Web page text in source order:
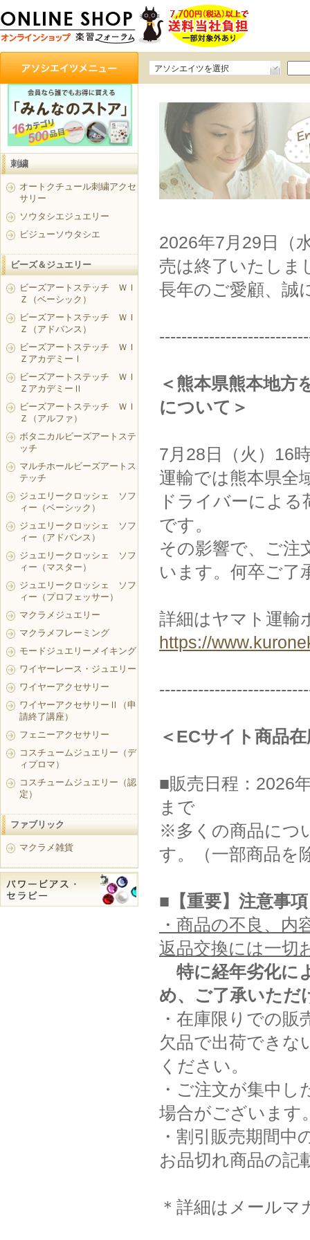
アソシエイツを選択
2026年7月29日（
売は終了いたしま
長年のご愛顧、誠
＜熊本県熊本地方
について＞
7月28日（火）16
運輸では熊本県全
ドライバーによ
です。
その影響で、ご注
います。何卒ご了
詳細はヤマト運輸
https://
＜ECサイト商品
■販売日程：2026
まで
※多くの商品につ
す。（一部商品を
■【重要】注意事項
・商品の不良、
返品交換には一切
特に経年劣化に
め、ご了承いただ
・在庫限りでの
欠品で出荷できな
ください。
・ご注文が集中
場合がございます
・割引販売期間
お品切れ商品の記
＊詳細はメール
刺繍
オートクチュール刺繍アクセ
サリー
ソウタシエジュエリー
ビジューソウタシエ
ビーズ＆ジュエリー
ビーズアートステッチ ＷＩ
Ｚ（ベーシック）
ビーズアートステッチ ＷＩ
Ｚ（アドバンス）
ビーズアートステッチ ＷＩ
ＺアカデミーⅠ
ビーズアートステッチ ＷＩ
ＺアカデミーⅡ
ビーズアートステッチ ＷＩ
Ｚ（アルファ）
ボタニカルビーズアートステ
ッチ
マルチホールビーズアートス
テッチ
ジュエリークロッシェ ソフ
ィー（ベーシック）
ジュエリークロッシェ ソフ
ィー（アドバンス）
ジュエリークロッシェ ソフ
ィー（マスター）
ジュエリークロッシェ ソフ
ィー（プロフェッサー）
マクラメジュエリー
マクラメフレーミング
モードジュエリーメイキング
ワイヤーレース・ジュエリー
ワイヤーアクセサリー
ワイヤーアクセサリーⅡ（申
請終了講座）
フェニーアクセサリー
コスチュームジュエリー（デ
ィプロマ）
コスチュームジュエリー（認
定）
ファブリック
マクラメ雑貨